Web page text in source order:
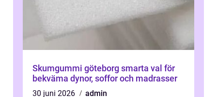
Skumgummi göteborg smarta val för
bekväma dynor, soffor och madrasser
30 juni 2026
admin